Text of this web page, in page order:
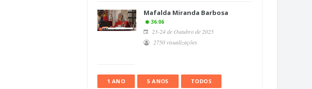
Mafalda Miranda Barbosa
36:06
23-24 de Outubro de 2025
2750 visualizações
1 ANO 5 ANOS TODOS